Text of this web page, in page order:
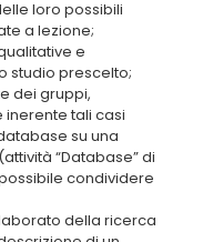
loro possibili
a lezione;
e
studio prescelto;
dei gruppi,
tali casi
su una
“Database” di
condividere
della ricerca